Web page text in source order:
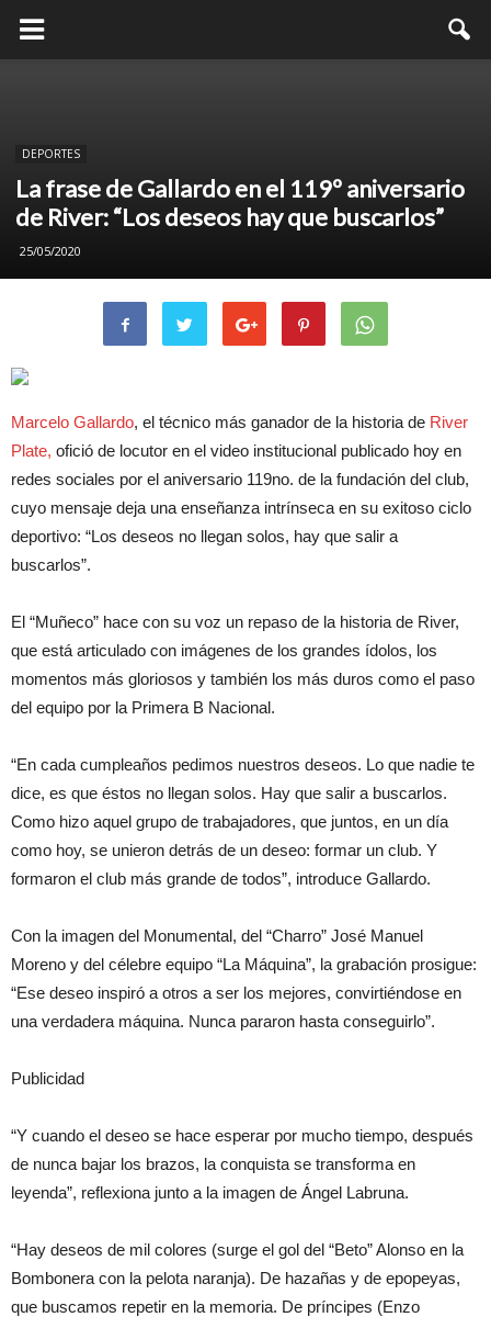
DEPORTES
La frase de Gallardo en el 119º aniversario
de River: “Los deseos hay que buscarlos”
25/05/2020
Marcelo Gallardo, el técnico más ganador de la historia de River
Plate, ofició de locutor en el video institucional publicado hoy en
redes sociales por el aniversario 119no. de la fundación del club,
cuyo mensaje deja una enseñanza intrínseca en su exitoso ciclo
deportivo: “Los deseos no llegan solos, hay que salir a
buscarlos”.
El “Muñeco” hace con su voz un repaso de la historia de River,
que está articulado con imágenes de los grandes ídolos, los
momentos más gloriosos y también los más duros como el paso
del equipo por la Primera B Nacional.
“En cada cumpleaños pedimos nuestros deseos. Lo que nadie te
dice, es que éstos no llegan solos. Hay que salir a buscarlos.
Como hizo aquel grupo de trabajadores, que juntos, en un día
como hoy, se unieron detrás de un deseo: formar un club. Y
formaron el club más grande de todos”, introduce Gallardo.
Con la imagen del Monumental, del “Charro” José Manuel
Moreno y del célebre equipo “La Máquina”, la grabación prosigue:
“Ese deseo inspiró a otros a ser los mejores, convirtiéndose en
una verdadera máquina. Nunca pararon hasta conseguirlo”.
Publicidad
“Y cuando el deseo se hace esperar por mucho tiempo, después
de nunca bajar los brazos, la conquista se transforma en
leyenda”, reflexiona junto a la imagen de Ángel Labruna.
“Hay deseos de mil colores (surge el gol del “Beto” Alonso en la
Bombonera con la pelota naranja). De hazañas y de epopeyas,
que buscamos repetir en la memoria. De príncipes (Enzo